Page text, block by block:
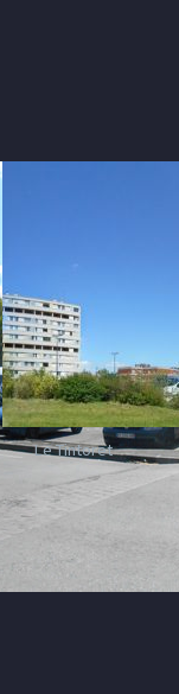
Le Tintoret